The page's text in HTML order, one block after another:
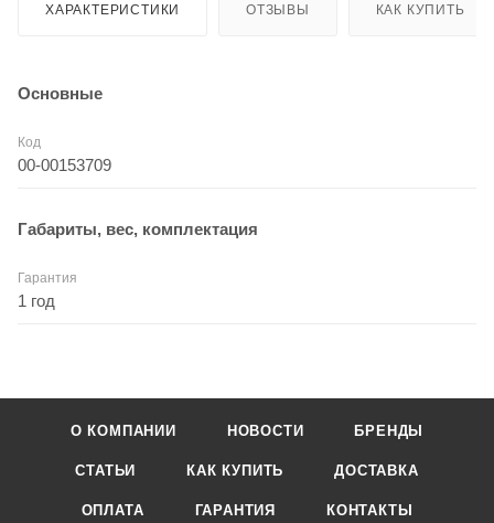
ХАРАКТЕРИСТИКИ ОТЗЫВЫ КАК КУПИТЬ
Основные
Код
00-00153709
Габариты, вес, комплектация
Гарантия
1 год
О КОМПАНИИ НОВОСТИ БРЕНДЫ
СТАТЬИ КАК КУПИТЬ ДОСТАВКА
ОПЛАТА ГАРАНТИЯ КОНТАКТЫ